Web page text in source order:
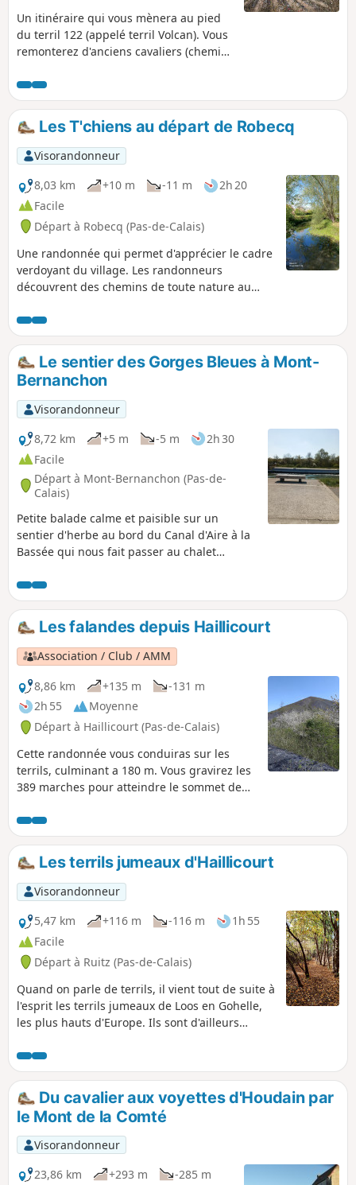
Un itinéraire qui vous mènera au pied
du terril 122 (appelé terril Volcan). Vous
remonterez d'anciens cavaliers (chemins
lesquels la faune et la flore ont repris
leur droit et vous grimperez l'un des
terrils jumeaux du Pays à part
culminant à 180m d'altitude (offrant une
vue magnifique).
Les T'chiens au départ de Robecq
Visorandonneur
8,03 km
+10 m -11 m
2h 20
Facile
Départ à Robecq (Pas-de-Calais)
Une randonnée qui permet d'apprécier le cadre
verdoyant du village. Les randonneurs
découvrent des chemins de toute nature au
la Busnes et bon nombre de paysages variés,
riches en flore et faune. On peut retrouver cette
randonnée sur la Randofiche 48 éditée par la
FFRP et la CABBALR.
Le sentier des Gorges Bleues à Mont-
Bernanchon
Visorandonneur
8,72 km
+5 m -5 m
2h 30
Facile
Départ à Mont-Bernanchon (Pas-de-
Calais)
Petite balade calme et paisible sur un
sentier d'herbe au bord du Canal d'Aire à la
Bassée qui nous fait passer au chalet
de Mont-Bernanchon. Des écuries et petit
passage en forêt. Cette balade est balisée
du début à la fin en Jaune.
Les falandes depuis Haillicourt
Association / Club / AMM
8,86 km
+135 m
-131 m
2h 55
Moyenne
Départ à Haillicourt (Pas-de-Calais)
Cette randonnée vous conduiras sur les
terrils, culminant a 180 m. Vous gravirez les
389 marches pour atteindre le sommet de
marcherez sur les divers terrils. Sur le terril
9, 2000 pieds de vignes ont été planter en
2011 et donnent a ce jour du vin appelé
charbonnay.
Les terrils jumeaux d'Haillicourt
Visorandonneur
5,47 km
+116 m -116 m
1h 55
Facile
Départ à Ruitz (Pas-de-Calais)
Quand on parle de terrils, il vient tout de suite à
l'esprit les terrils jumeaux de Loos en Gohelle,
les plus hauts d'Europe. Ils sont d'ailleurs
d'Haillicourt, à deux pas du parc d'Olhain ne
font que quatre mètres de moins. Ils valent tout
autant le détour et je dirais même que leur
aspect plus sauvage les rend d'autant plus
attrayants.
Du cavalier aux voyettes d'Houdain par
le Mont de la Comté
Visorandonneur
23,86 km
+293 m -285 m